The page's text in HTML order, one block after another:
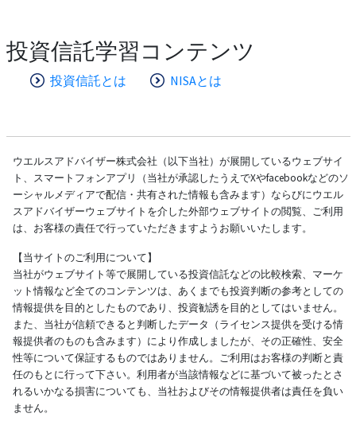
投資信託学習コンテンツ
投資信託とは NISAとは
ウエルスアドバイザー株式会社（以下当社）が展開しているウェブサイ
ト、スマートフォンアプリ（当社が承認したうえでXやfacebookなどのソ
ーシャルメディアで配信・共有された情報も含みます）ならびにウエル
スアドバイザーウェブサイトを介した外部ウェブサイトの閲覧、ご利用
は、お客様の責任で行っていただきますようお願いいたします。
【当サイトのご利用について】
当社がウェブサイト等で展開している投資信託などの比較検索、マーケ
ット情報など全てのコンテンツは、あくまでも投資判断の参考としての
情報提供を目的としたものであり、投資勧誘を目的としてはいません。
また、当社が信頼できると判断したデータ（ライセンス提供を受ける情
報提供者のものも含みます）により作成しましたが、その正確性、安全
性等について保証するものではありません。ご利用はお客様の判断と責
任のもとに行って下さい。利用者が当該情報などに基づいて被ったとさ
れるいかなる損害についても、当社およびその情報提供者は責任を負い
ません。